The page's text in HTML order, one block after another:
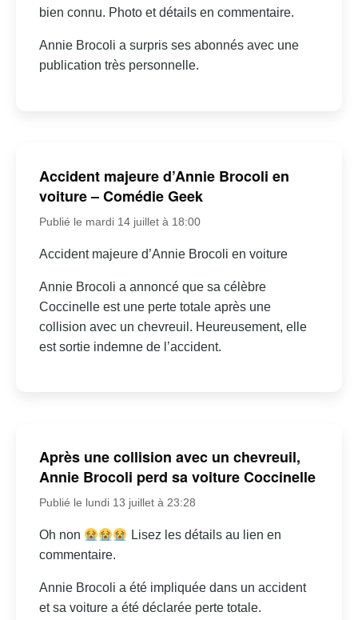
bien connu. Photo et détails en commentaire.
Annie Brocoli a surpris ses abonnés avec une
publication très personnelle.
Accident majeure d’Annie Brocoli en
voiture – Comédie Geek
Publié le mardi 14 juillet à 18:00
Accident majeure d’Annie Brocoli en voiture
Annie Brocoli a annoncé que sa célèbre
Coccinelle est une perte totale après une
collision avec un chevreuil. Heureusement, elle
est sortie indemne de l’accident.
Après une collision avec un chevreuil,
Annie Brocoli perd sa voiture Coccinelle
Publié le lundi 13 juillet à 23:28
Oh non
Lisez les détails au lien en
commentaire.
Annie Brocoli a été impliquée dans un accident
et sa voiture a été déclarée perte totale.